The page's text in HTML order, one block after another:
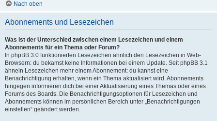
Nach oben
Abonnements und Lesezeichen
Was ist der Unterschied zwischen einem Lesezeichen und einem
Abonnements für ein Thema oder Forum?
In phpBB 3.0 funktionierten Lesezeichen ähnlich den Lesezeichen in Web-
Browsern: du bekamst keine Informationen bei einem Update. Seit phpBB 3.1
ähneln Lesezeichen mehr einem Abonnement: du kannst eine
Benachrichtigung erhalten, wenn ein Thema aktualisiert wird. Abonnements
hingegen informieren dich bei einer Aktualisierung eines Themas oder eines
Forums des Boards. Die Benachrichtigungsoptionen für Lesezeichen und
Abonnements können im persönlichen Bereich unter „Benachrichtigungen
einstellen“ geändert werden.